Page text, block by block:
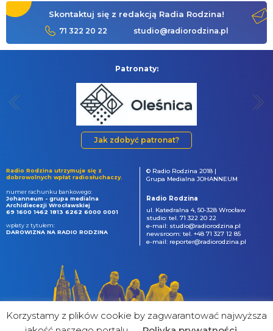
Skontaktuj się z redakcją Radia Rodzina!
71 322 20 22 studio@radiorodzina.pl
Patronaty:
Jak zdobyć patronat?
Radio Rodzina utrzymuje się z
dobrowolnych wpłat radiosłuchaczy.
numer rachunku bankowego:
Johanneum - grupa medialna
Archidiecezji Wrocławskiej
69 1600 1462 1813 6262 6000 0001
wpłaty z tytułem:
DAROWIZNA NA RADIO RODZINA
© Radio Rodzina 2018 |
Grupa Medialna JOHANNEUM
Radio Rodzina
ul. Katedralna 4, 50-328 Wrocław
studio: tel. 71 322 20 22
e-mail: studio@radiorodzina.pl
newsroom: tel. +48 71 327 12 85
e-mail: reporter@radiorodzina.pl
Korzystamy z plików cookie by zagwarantować najwyższa